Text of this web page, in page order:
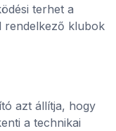
terhet a
rendelkező klubok
azt állítja, hogy
a technikai